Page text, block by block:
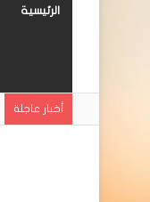
الرئيسية
أخبار عاجلة